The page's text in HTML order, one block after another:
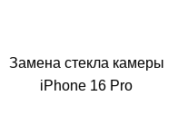
Замена стекла камеры
iPhone 16 Pro